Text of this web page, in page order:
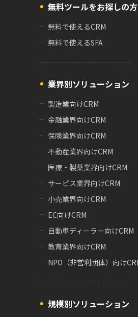
無料ツールをお探しの方
無料で使えるCRM
無料で使えるSFA
業界別ソリューション
製造業向けCRM
金融業界向けCRM
保険業界向けCRM
不動産業界向けCRM
医療・製薬業界向けCRM
サービス業界向けCRM
小売業界向けCRM
EC向けCRM
自動車ディーラー向けCRM
教育業界向けCRM
NPO（非営利団体）向け
規模別ソリューション